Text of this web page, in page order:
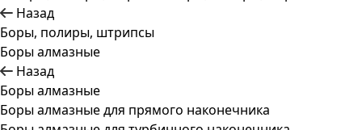
Назад
Боры, полиры, штрипсы
Боры алмазные
Назад
Боры алмазные
Боры алмазные для прямого наконечника